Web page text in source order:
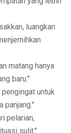
luangkan
matang hanya
baru."
pengingat untuk
panjang."
pelarian,
sulit."